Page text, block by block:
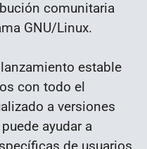
comunitaria
GNU/Linux.
estable
con todo el
a versiones
ayudar a